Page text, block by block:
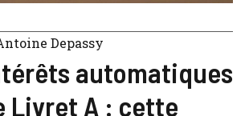
Depassy
automatiques
Livret A : cette